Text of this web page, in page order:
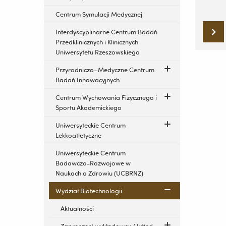
Centrum Symulacji Medycznej
Interdyscyplinarne Centrum Badań
Przedklinicznych i Klinicznych
Uniwersytetu Rzeszowskiego
Przyrodniczo–Medyczne Centrum
Badań Innowacyjnych
Centrum Wychowania Fizycznego i
Sportu Akademickiego
Uniwersyteckie Centrum
Lekkoatletyczne
Uniwersyteckie Centrum
Badawczo-Rozwojowe w
Naukach o Zdrowiu (UCBRNZ)
Wydział Biotechnologii
Aktualności